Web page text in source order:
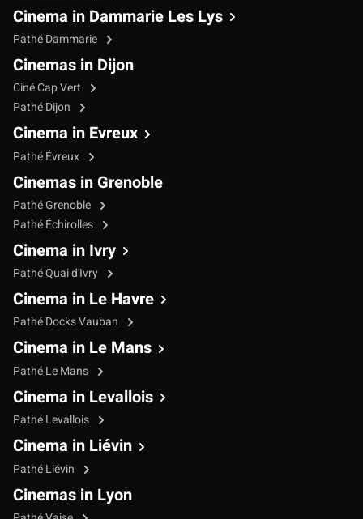
Cinema in Dammarie Les Lys
Pathé Dammarie
Cinemas in Dijon
Ciné Cap Vert
Pathé Dijon
Cinema in Evreux
Pathé Évreux
Cinemas in Grenoble
Pathé Grenoble
Pathé Échirolles
Cinema in Ivry
Pathé Quai d'Ivry
Cinema in Le Havre
Pathé Docks Vauban
Cinema in Le Mans
Pathé Le Mans
Cinema in Levallois
Pathé Levallois
Cinema in Liévin
Pathé Liévin
Cinemas in Lyon